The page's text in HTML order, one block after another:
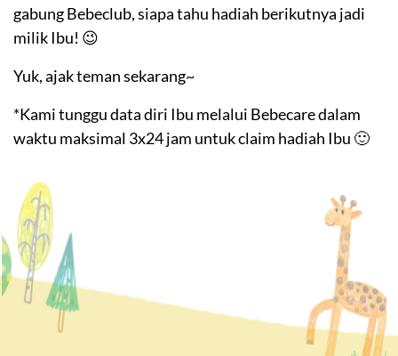
gabung Bebeclub, siapa tahu hadiah berikutnya jadi
milik Ibu! 😉​
Yuk, ajak teman sekarang~​
*Kami tunggu data diri Ibu melalui Bebecare dalam
waktu maksimal 3x24 jam​ untuk claim hadiah Ibu 🙂